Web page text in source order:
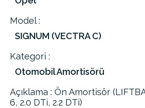
Model :
SIGNUM (VECTRA C)
Kategori :
Otomobil Amortisörü
Açıklama : Ön Amortisör
6, 2.0 DTi, 2.2 DTi)